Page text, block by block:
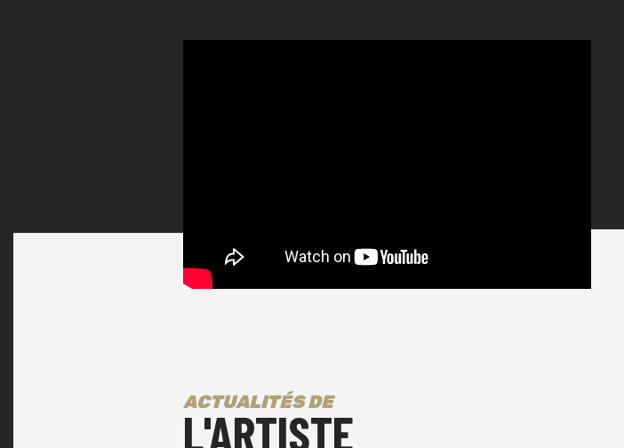
Au début de l'année suivante sort l'EP Apologie du
temps perdu. Il s'agit d'un disque ambiant qui met la
contemplation à l'honneur et conclu un chapitre de
l'histoire du groupe, avant que le projet ne soit mis
Forts de cette expérience marquante, ils
reprennent le chemin des studios en 2024 pour
enregistrer leur second album: « The Age of
ACTUALITÉS DE
L'ARTISTE